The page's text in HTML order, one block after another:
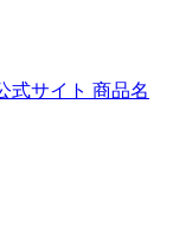
式サイト 商品名